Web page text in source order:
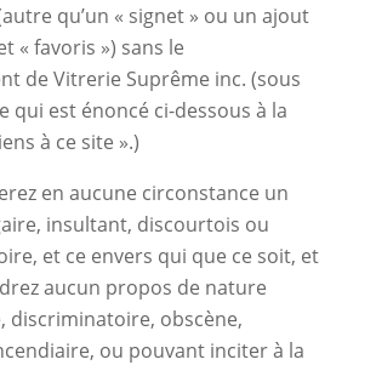
qu’un « signet » ou un ajout
« favoris ») sans le
de Vitrerie Suprême inc. (sous
qui est énoncé ci-dessous à la
à ce site ».)
en aucune circonstance un
insultant, discourtois ou
et ce envers qui que ce soit, et
aucun propos de nature
discriminatoire, obscène,
ou pouvant inciter à la